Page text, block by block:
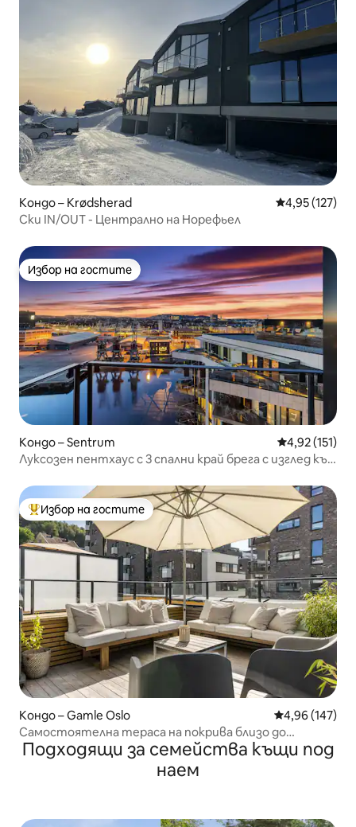
Кондо – Krødsherad Средна
4,95 (127)
Ски IN/OUT - Централно на Норефьел
Избор на гостите
Избор на гостите
Кондо – Sentrum Средна
4,92 (151)
Луксозен пентхаус с 3 спални край брега с изглед към
Най-популярен избор на гостите
Избор на гостите
Кондо – Gamle Oslo Средна
4,96 (147)
Самостоятелна тераса на покрива близо до
центъра на града
Подходящи за семейства къщи под
наем